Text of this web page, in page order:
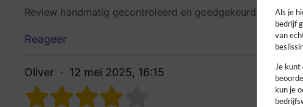
Review handmatig gecontroleerd en goedgekeurd. Bekijk
Reageer
Oliver 12 mei 2025, 16:15
Als je
bedrijf
van
Je kunt
kun je